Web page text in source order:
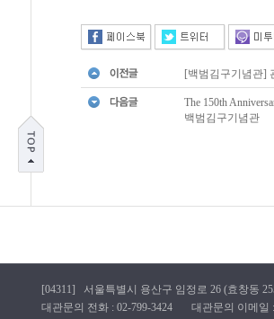
[백범김구기념관]
The 150th
백범김구기념관
[04311] 서울특별시 용산구 임정로 26 (효창
대관문의 전화 : 02-799-3424 대관문의 이메일 :